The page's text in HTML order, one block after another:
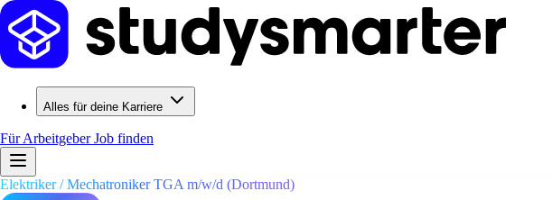
Alles für deine Karriere
Für ArbeitgeberJob finden
Elektriker / Mechatroniker TGA m/w/d (Dortmund)